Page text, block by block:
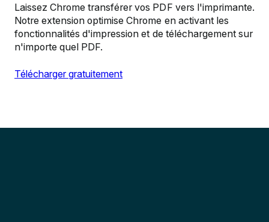
Laissez Chrome transférer vos PDF vers l'imprimante.
Notre extension optimise Chrome en activant les
fonctionnalités d'impression et de téléchargement sur
n'importe quel PDF.
Télécharger gratuitement